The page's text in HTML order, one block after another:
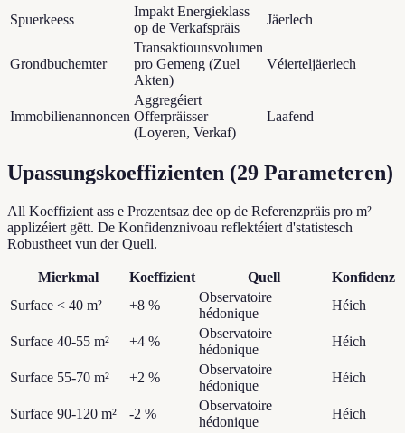
Spuerkeess
Impakt Energieklass
op de Verkafspräis
Jäerlech
Grondbuchemter
Transaktiounsvolumen
pro Gemeng (Zuel
Akten)
Véierteljäerlech
Immobilienannoncen
Aggregéiert
Offerpräisser
(Loyeren, Verkaf)
Laafend
Upassungskoeffizienten (29 Parameteren)
All Koeffizient ass e Prozentsaz dee op de Referenzpräis pro m²
applizéiert gëtt. De Konfidenznivoau reflektéiert d'statistesch
Robustheet vun der Quell.
Mierkmal Koeffizient Quell
Konfidenz
Surface < 40 m²
+8 %
Observatoire
hédonique
Héich
Surface 40-55 m² +4 %
Observatoire
hédonique
Héich
Surface 55-70 m² +2 %
Observatoire
hédonique
Héich
Surface 90-120 m² -2 %
Observatoire
hédonique
Héich